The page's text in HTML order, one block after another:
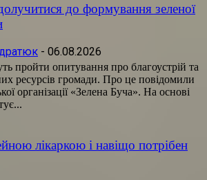
до формування зеленої
- 06.08.2026
пройти опитування про благоустрій та
ресурсів громади. Про це повідомили
організації «Зелена Буча». На основі
лікаркою і навіщо потрібен